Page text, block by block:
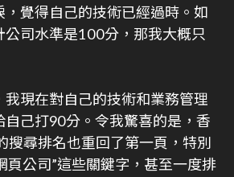
，覺得自己的技術已經過時。如
公司水準是100分，那我大概只
現在對自己的技術和業務管理
自己打90分。令我驚喜的是，香
搜尋排名也重回了第一頁，特別
頁公司”這些關鍵字，甚至一度排